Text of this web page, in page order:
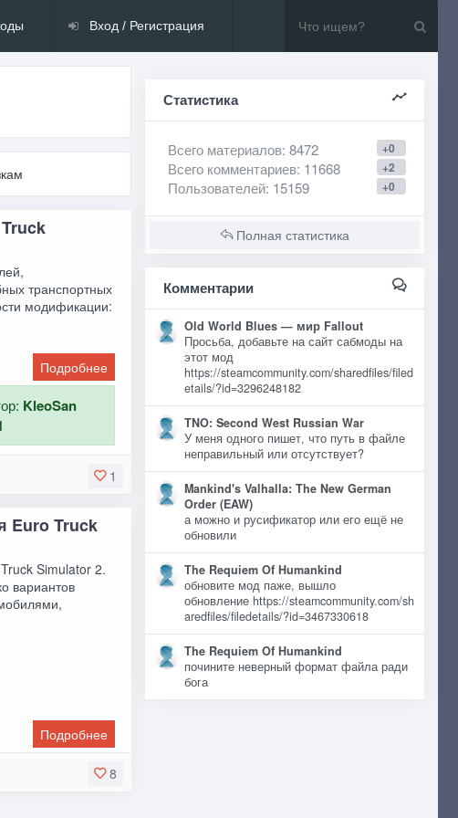
Вход / Регистрация
транспортных
модификации:
Подробнее
KleoSan
1
Euro Truck
Simulator 2.
вариантов
Подробнее
8
Статистика
+0
Всего материалов: 8472
+2
Всего комментариев: 11668
+0
Пользователей: 15159
Полная статистика
Комментарии
Old World Blues — мир Fallout
Просьба, добавьте на сайт сабмоды на
этот мод
https://steamcommunity.com/sharedfiles/filed
etails/?id=3296248182
TNO: Second West Russian War
У меня одного пишет, что путь в файле
неправильный или отсутствует?
Mankind's Valhalla: The New German
Order (EAW)
а можно и русификатор или его ещё не
обновили
The Requiem Of Humankind
обновите мод паже, вышло
обновление https://steamcommunity.com/sh
aredfiles/filedetails/?id=3467330618
The Requiem Of Humankind
почините неверный формат файла ради
бога